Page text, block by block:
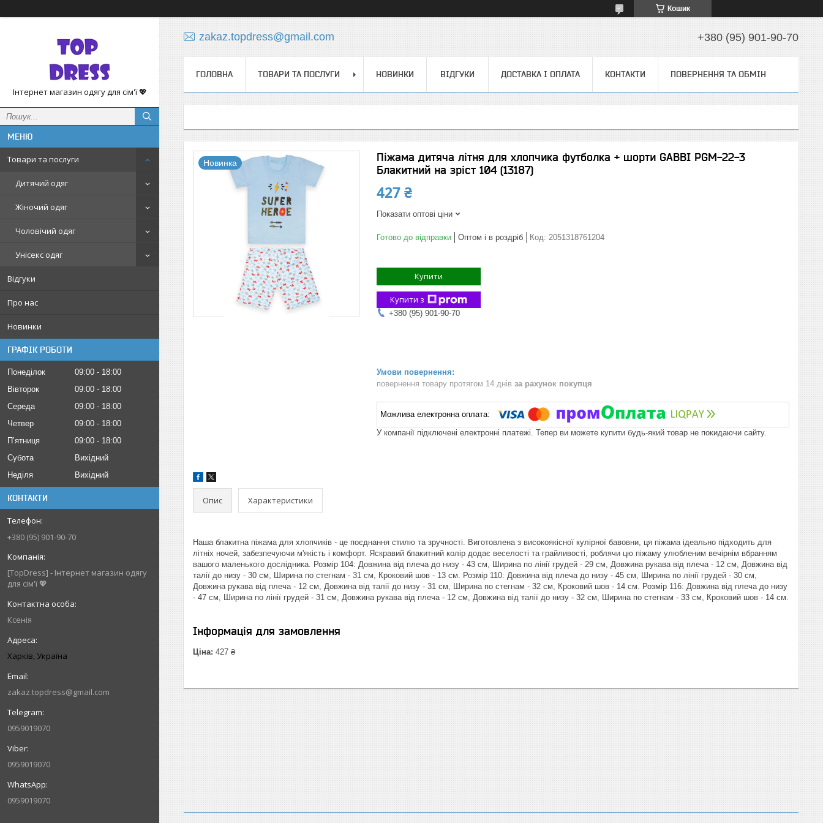
Кошик
Інтернет магазин одягу для сім'ї 💖
Товари та послуги
Дитячий одяг
Жіночий одяг
Чоловічий одяг
Унісекс одяг
Відгуки
Про нас
Новинки
ГРАФІК РОБОТИ
Понеділок 09:00
18:00
Вівторок
09:00
18:00
Середа
09:00
18:00
Четвер
09:00
18:00
Пʼятниця
09:00
18:00
Субота
Вихідний
Неділя
Вихідний
КОНТАКТИ
+380 (95) 901-90-70
[TopDress] - Інтернет магазин одягу
для сім'ї 💖
Ксенія
Харків, Україна
zakaz.topdress@gmail.com
0959019070
0959019070
0959019070
zakaz.topdress@gmail.com +380 (95) 901-90-70
ГОЛОВНА ТОВАРИ ТА ПОСЛУГИ НОВИНКИ ВІДГУКИ ДОСТАВКА І ОПЛАТА КОНТАКТИ ПОВЕРНЕННЯ ТА ОБМІН
Новинка
Піжама дитяча літня для хлопчика футболка + шорти GABBI PGM-22-3
Блакитний на зріст 104 (13187)
427 ₴
Показати оптові ціни
Готово до відправки Оптом і в роздріб Код: 2051318761204
Купити
Купити з
+380 (95) 901-90-70
повернення товару протягом 14 днів за рахунок покупця
У компанії підключені електронні платежі. Тепер ви можете купити будь-який товар не покидаючи сайту.
Опис Характеристики
Наша блакитна піжама для хлопчиків - це поєднання стилю та зручності. Виготовлена з високоякісної кулірної бавовни, ця піжама ідеально підходить для
літніх ночей, забезпечуючи м'якість і комфорт. Яскравий блакитний колір додає веселості та грайливості, роблячи цю піжаму улюбленим вечірнім вбранням
вашого маленького дослідника. Розмір 104: Довжина від плеча до низу - 43 см, Ширина по лінії грудей - 29 см, Довжина рукава від плеча - 12 см, Довжина від
талії до низу - 30 см, Ширина по стегнам - 31 см, Кроковий шов - 13 см. Розмір 110: Довжина від плеча до низу - 45 см, Ширина по лінії грудей - 30 см,
Довжина рукава від плеча - 12 см, Довжина від талії до низу - 31 см, Ширина по стегнам - 32 см, Кроковий шов - 14 см. Розмір 116: Довжина від плеча до низу
- 47 см, Ширина по лінії грудей - 31 см, Довжина рукава від плеча - 12 см, Довжина від талії до низу - 32 см, Ширина по стегнам - 33 см, Кроковий шов - 14 см.
Інформація для замовлення
Ціна: 427 ₴